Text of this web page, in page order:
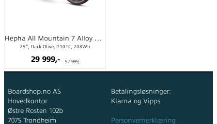
Hepha All Mountain 7 Alloy LR SUV L
29", Dark Olive, P101C, 708Wh
29 999,- 52 999,-
Boardshop.no AS
Hovedkontor
Østre Rosten 102b
7075 Trondheim
Betalingsløsninger:
Klarna og Vipps
Personvernerklæring